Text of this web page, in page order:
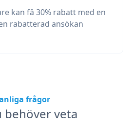
kan få 30% rabatt med en
rabatterad ansökan
frågor
behöver veta